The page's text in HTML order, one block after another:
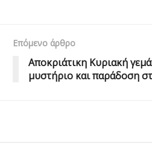
Επόμενο άρθρο
Αποκριάτικη Κυριακή
μυστήριο και παράδοση